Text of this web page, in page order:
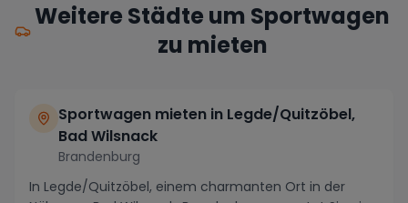
Weitere Städte um Sportwagen
zu mieten
Sportwagen mieten in Legde/Quitzöbel,
Bad Wilsnack
Brandenburg
In Legde/Quitzöbel, einem charmanten Ort in der